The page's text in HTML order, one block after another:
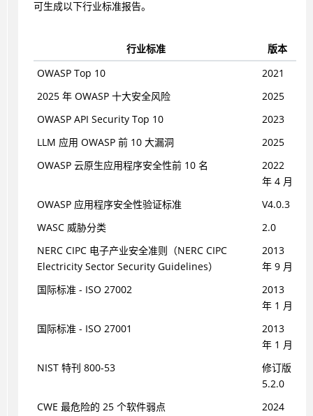
可生成以下行业标准报告。
行业标准
版本
OWASP Top 10
2021
2025 年 OWASP 十大安全风险
2025
OWASP API Security Top 10
2023
LLM 应用 OWASP 前 10 大漏洞
2025
OWASP 云原生应用程序安全性前 10 名
2022
年 4 月
OWASP 应用程序安全性验证标准
V4.0.3
WASC 威胁分类
2.0
NERC CIPC 电子产业安全准则（NERC CIPC
Electricity Sector Security Guidelines）
2013
年 9 月
国际标准 - ISO 27002
2013
年 1 月
国际标准 - ISO 27001
2013
年 1 月
NIST 特刊 800-53
修订版
5.2.0
CWE 最危险的 25 个软件弱点
2024